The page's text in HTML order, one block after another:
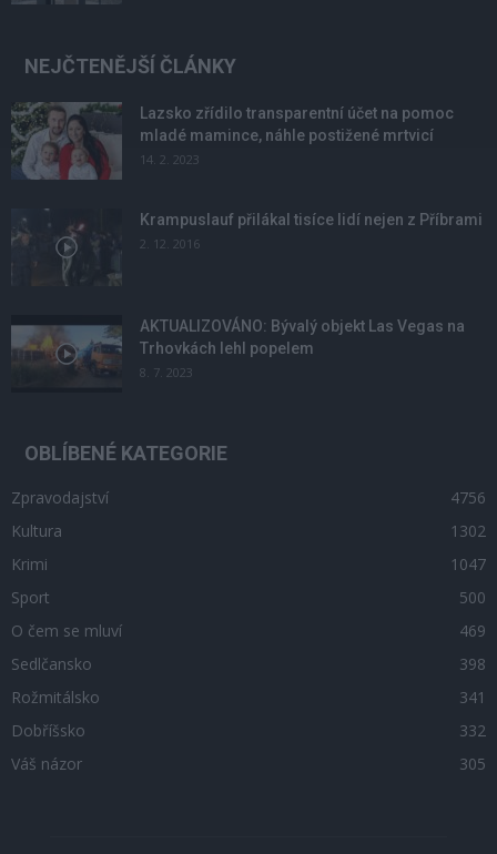
NEJČTENĚJŠÍ ČLÁNKY
Lazsko zřídilo transparentní účet na pomoc
mladé mamince, náhle postižené mrtvicí
14. 2. 2023
Krampuslauf přilákal tisíce lidí nejen z Příbrami
2. 12. 2016
AKTUALIZOVÁNO: Bývalý objekt Las Vegas na
Trhovkách lehl popelem
8. 7. 2023
OBLÍBENÉ KATEGORIE
Zpravodajství
4756
Kultura
1302
Krimi
1047
Sport
500
O čem se mluví
469
Sedlčansko
398
Rožmitálsko
341
Dobříšsko
332
Váš názor
305